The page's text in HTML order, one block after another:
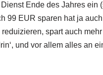
Ende des Jahres ein
99 EUR sparen hat ja
spart auch
und vor allem alles an